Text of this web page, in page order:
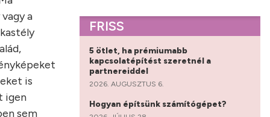
a
is
igen
sem
FRISS
5 ötlet, ha prémiumabb
kapcsolatépítést szeretnél a
partnereiddel
2026. AUGUSZTUS 6.
Hogyan építsünk számítógépet?